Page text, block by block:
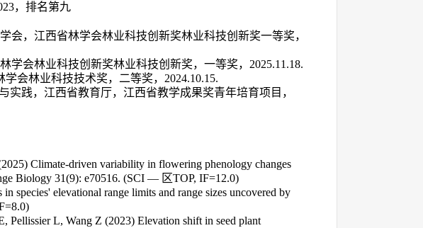
，排名第九
，江西省林学会林业科技创新奖林业科技创新奖一等奖，
学会林业科技创新奖林业科技创新奖，一等奖， 2025.11.18.
会林业科技技术奖，二等奖， 2024.10.15.
践，江西省教育厅，江西省教学成果奖青年培育项目，
Climate-driven variability in flowering phenology changes
Biology 31(9): e70516. (SCI — 区TOP, IF=12.0)
species' elevational range limits and range sizes uncovered by
Pellissier L, Wang Z (2023) Elevation shift in seed plant